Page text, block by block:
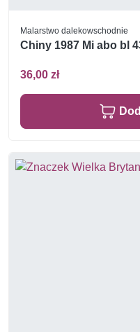
Malarstwo dalekowschodnie
Chiny 1987 Mi abo bl
36,00 zł